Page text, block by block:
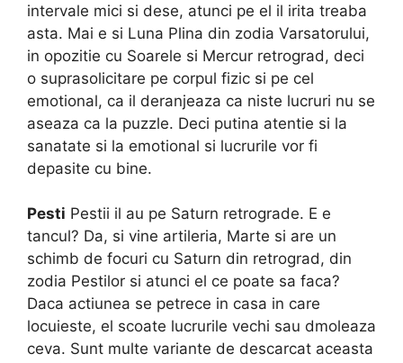
intervale mici si dese, atunci pe el il irita treaba
asta. Mai e si Luna Plina din zodia Varsatorului,
in opozitie cu Soarele si Mercur retrograd, deci
o suprasolicitare pe corpul fizic si pe cel
emotional, ca il deranjeaza ca niste lucruri nu se
aseaza ca la puzzle. Deci putina atentie si la
sanatate si la emotional si lucrurile vor fi
depasite cu bine.
Pesti Pestii il au pe Saturn retrograde. E e
tancul? Da, si vine artileria, Marte si are un
schimb de focuri cu Saturn din retrograd, din
zodia Pestilor si atunci el ce poate sa faca?
Daca actiunea se petrece in casa in care
locuieste, el scoate lucrurile vechi sau dmoleaza
ceva. Sunt multe variante de descarcat aceasta